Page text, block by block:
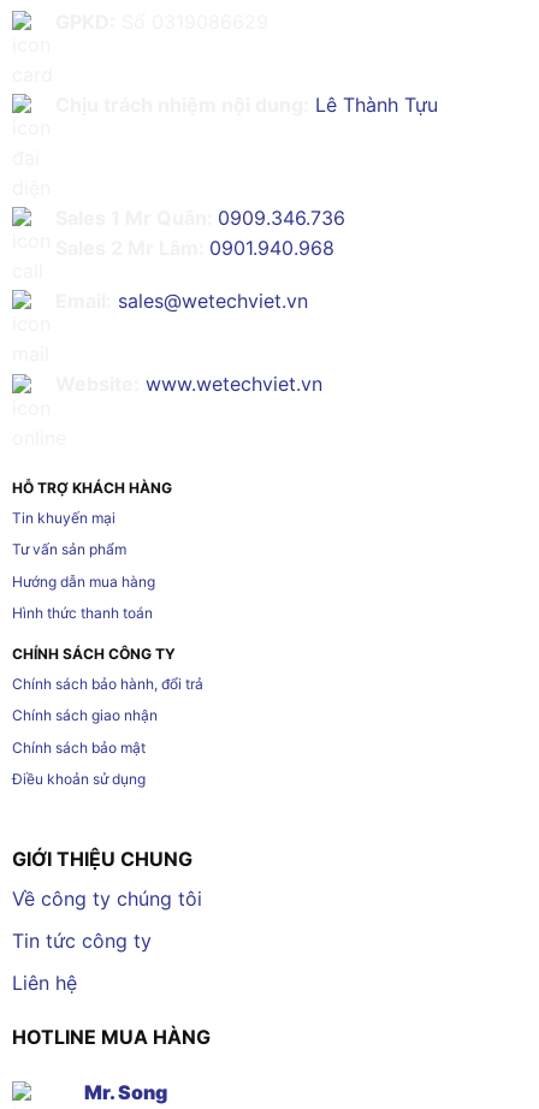
Lê Thành Tựu
0909.346.736
0901.940.968
sales@wetechviet.vn
www.wetechviet.vn
HỖ TRỢ KHÁCH HÀNG
Tin khuyến mại
Tư vấn sản phẩm
Hướng dẫn mua hàng
Hình thức thanh toán
CHÍNH SÁCH CÔNG TY
Chính sách bảo hành, đổi trả
Chính sách giao nhận
Chính sách bảo mật
Điều khoản sử dụng
GIỚI THIỆU CHUNG
Về công ty chúng tôi
Tin tức công ty
Liên hệ
HOTLINE MUA HÀNG
Mr. Song